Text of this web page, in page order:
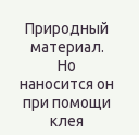
Природный
материал.
Но
наносится он
при помощи
клея